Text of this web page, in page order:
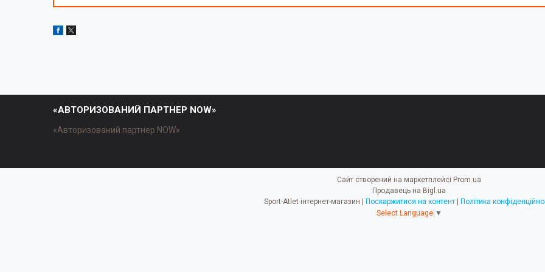
«АВТОРИЗОВАНИЙ ПАРТНЕР NOW»
«Авторизований партнер NOW»
Сайт створений на маркетплейсі Prom.ua
Продавець на Bigl.ua
Sport-Atlet інтернет-магазин | Поскаржитися на контент | Політика
Select Language ▼